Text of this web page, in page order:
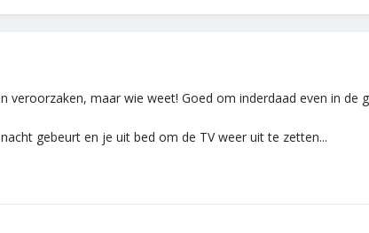
maar wie weet! Goed om inderdaad even in de
gebeurt en je uit bed om de TV weer uit te zetten...